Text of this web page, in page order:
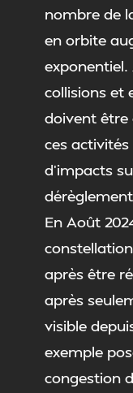
nombre de
en orbite
exponentiel.
collisions et
doivent être
ces
d’impacts
En Août
après être
après
visible
exemple
congestion